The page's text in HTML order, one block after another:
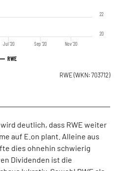
RWE
Jul '20 Sep '20 Nov '20
20
22
RWE (WKN: 703712)
deutlich, dass RWE weiter
auf E.on plant. Alleine aus
dies ohnehin schwierig
Dividenden ist die